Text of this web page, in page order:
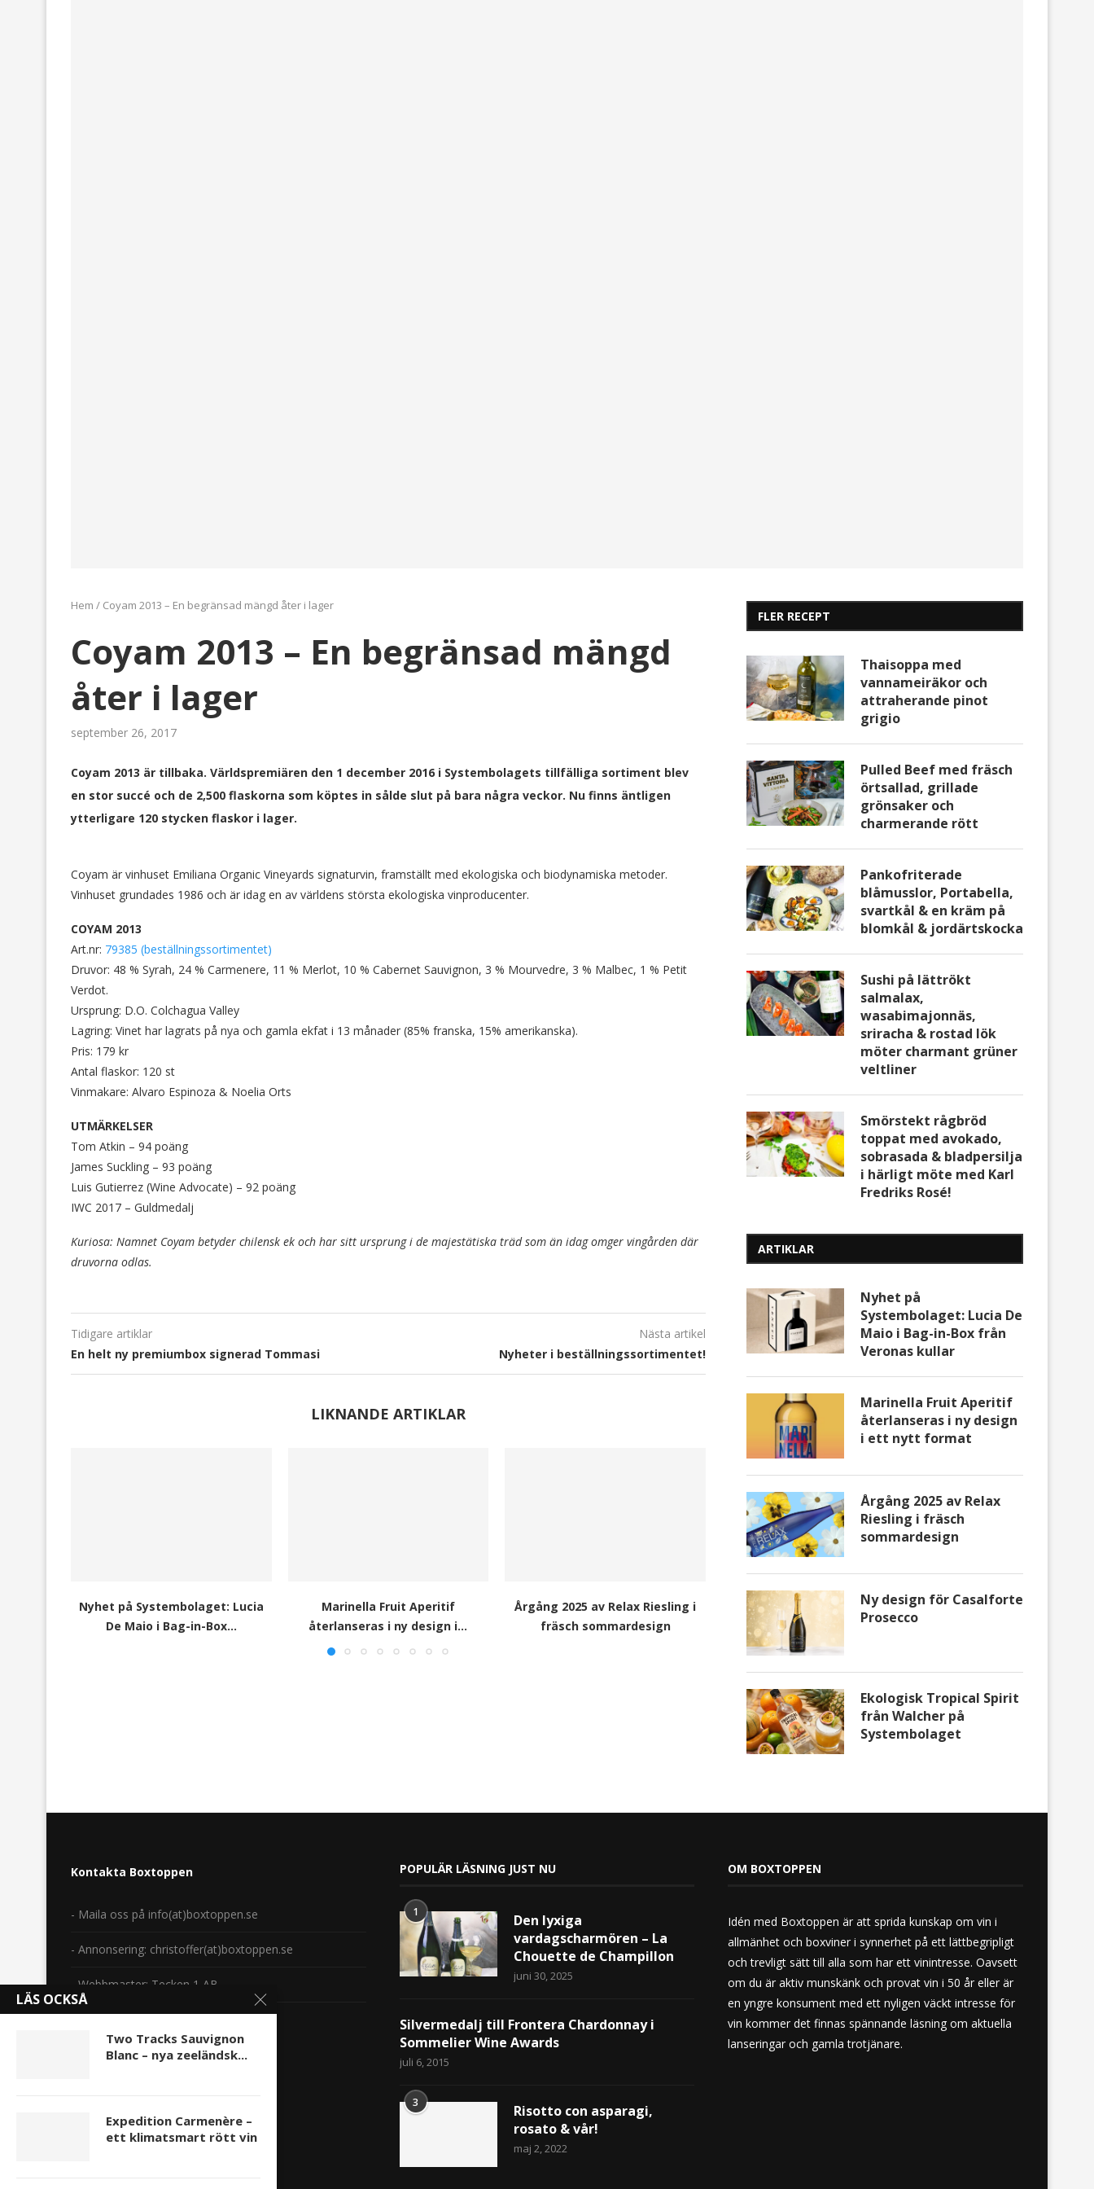
Hem / Coyam 2013 – En begränsad mängd åter i lager
Coyam 2013 – En begränsad mängd
åter i lager
september 26, 2017
Coyam 2013 är tillbaka. Världspremiären den 1 december 2016 i Systembolagets tillfälliga sortiment blev
en stor succé och de 2,500 flaskorna som köptes in sålde slut på bara några veckor. Nu finns äntligen
ytterligare 120 stycken flaskor i lager.
Coyam är vinhuset Emiliana Organic Vineyards signaturvin, framställt med ekologiska och biodynamiska metoder.
Vinhuset grundades 1986 och är idag en av världens största ekologiska vinproducenter.
COYAM 2013
Art.nr: 79385 (beställningssortimentet)
Druvor: 48 % Syrah, 24 % Carmenere, 11 % Merlot, 10 % Cabernet Sauvignon, 3 % Mourvedre, 3 % Malbec, 1 % Petit
Verdot.
Ursprung: D.O. Colchagua Valley
Lagring: Vinet har lagrats på nya och gamla ekfat i 13 månader (85% franska, 15% amerikanska).
Pris: 179 kr
Antal flaskor: 120 st
Vinmakare: Alvaro Espinoza & Noelia Orts
UTMÄRKELSER
Tom Atkin – 94 poäng
James Suckling – 93 poäng
Luis Gutierrez (Wine Advocate) – 92 poäng
IWC 2017 – Guldmedalj
Kuriosa: Namnet Coyam betyder chilensk ek och har sitt ursprung i de majestätiska träd som än idag omger vingården där
druvorna odlas.
Tidigare artiklar
En helt ny premiumbox signerad Tommasi
Nästa artikel
Nyheter i beställningssortimentet!
LIKNANDE ARTIKLAR
Nyhet på Systembolaget: Lucia
De Maio i Bag-in-Box...
Marinella Fruit Aperitif
återlanseras i ny design i...
Årgång 2025 av Relax Riesling i
fräsch sommardesign
Ny design för Casalforte
Prosecco
Ekologisk Tropical
FLER RECEPT
Thaisoppa med
vannameiräkor och
attraherande pinot
grigio
Pulled Beef med fräsch
örtsallad, grillade
grönsaker och
charmerande rött
Pankofriterade
blåmusslor, Portabella,
svartkål & en kräm på
blomkål & jordärtskocka
Sushi på lättrökt
salmalax,
wasabimajonnäs,
sriracha & rostad lök
möter charmant grüner
veltliner
Smörstekt rågbröd
toppat med avokado,
sobrasada & bladpersilja
i härligt möte med Karl
Fredriks Rosé!
ARTIKLAR
Nyhet på
Systembolaget: Lucia De
Maio i Bag-in-Box från
Veronas kullar
Marinella Fruit Aperitif
återlanseras i ny design
i ett nytt format
Årgång 2025 av Relax
Riesling i fräsch
sommardesign
Ny design för Casalforte
Prosecco
Ekologisk Tropical Spirit
från Walcher på
Systembolaget
Kontakta Boxtoppen
- Maila oss på info(at)boxtoppen.se
- Annonsering: christoffer(at)boxtoppen.se
- Webbmaster: Tecken 1 AB
Copyright 2014-2024.
POPULÄR LÄSNING JUST NU
1
Den lyxiga
vardagscharmören – La
Chouette de Champillon
juni 30, 2025
Silvermedalj till Frontera Chardonnay i
Sommelier Wine Awards
juli 6, 2015
3
Risotto con asparagi,
rosato & vår!
maj 2, 2022
OM BOXTOPPEN
Idén med Boxtoppen är att sprida kunskap om vin i
allmänhet och boxviner i synnerhet på ett lättbegripligt
och trevligt sätt till alla som har ett vinintresse. Oavsett
om du är aktiv munskänk och provat vin i 50 år eller är
en yngre konsument med ett nyligen väckt intresse för
vin kommer det finnas spännande läsning om aktuella
lanseringar och gamla trotjänare.
LÄS OCKSÅ
Two Tracks Sauvignon
Blanc – nya zeeländsk...
Expedition Carmenère –
ett klimatsmart rött vin